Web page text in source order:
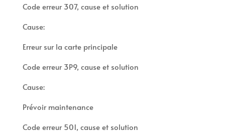
Code erreur 307, cause et solution
Cause:
Erreur sur la carte principale
Code erreur 3P9, cause et solution
Cause:
Prévoir maintenance
Code erreur 501, cause et solution